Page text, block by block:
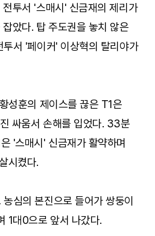
투서 '스매시' 신금재의 제리가
았다. 탑 주도권을 놓치 않은
서 '페이커' 이상혁의 탈리야가
성훈의 제이스를 끊은 T1은
싸움서 손해를 입었다. 33분
'스매시' 신금재가 활약하며
시켰다.
심의 본진으로 들어가 쌍둥이
1대0으로 앞서 나갔다.